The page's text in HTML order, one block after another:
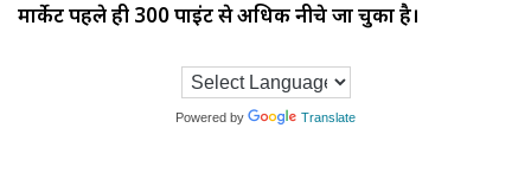
मार्केट पहले ही 300 पाइंट से अधिक नीचे जा चुका है।
Powered by Translate